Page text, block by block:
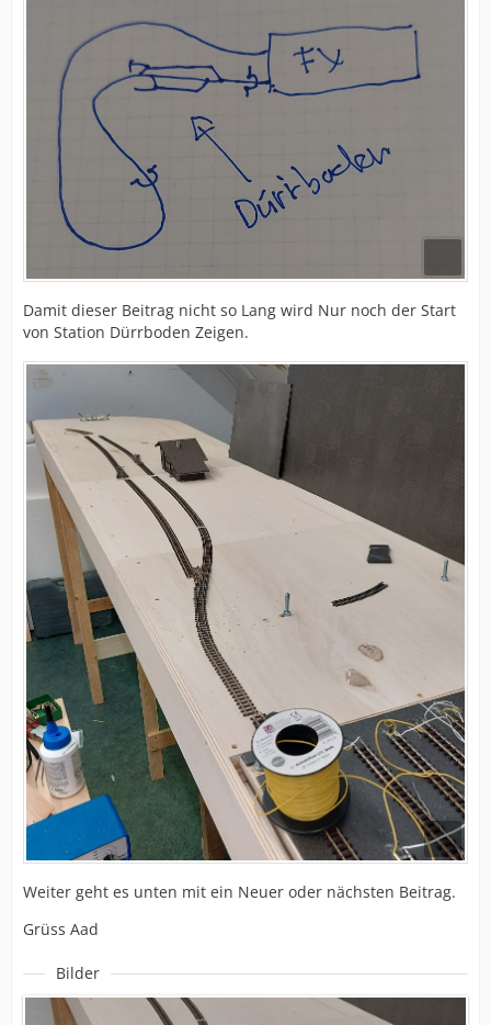
Damit dieser Beitrag nicht so Lang wird Nur noch der Start
von Station Dürrboden Zeigen.
Weiter geht es unten mit ein Neuer oder nächsten Beitrag.
Grüss Aad
Bilder